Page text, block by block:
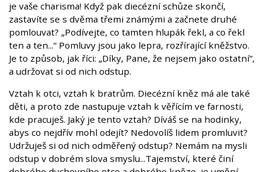
je vaše charisma! Když pak diecézní schůze skončí,
zastavíte se s dvěma třemi známými a začnete druhé
pomlouvat? „Podívejte, co tamten hlupák řekl, a co řekl
ten a ten...“ Pomluvy jsou jako lepra, rozřírající kněžstvo.
Je to způsob, jak říci: „Díky, Pane, že nejsem jako ostatní“,
a udržovat si od nich odstup.
Vztah k otci, vztah k bratrům. Diecézní kněz má ale také
děti, a proto zde nastupuje vztah k věřícím ve farnosti,
kde pracuješ. Jaký je tento vztah? Díváš se na hodinky,
abys co nejdřív mohl odejít? Nedovolíš lidem promluvit?
Udržuješ si od nich odměřený odstup? Nemám na mysli
odstup v dobrém slova smyslu...Tajemství, které činí